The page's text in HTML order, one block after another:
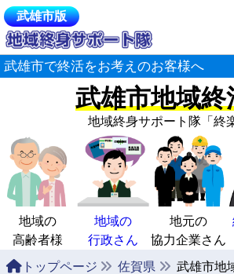
武雄市版
武雄市で終活をお考えのお客様へ
武雄市地域終
地域終身サポート隊 「終
地域の
高齢者様
地域の
行政さん
地元の
協力企業さん
トップページ 佐賀県 武雄市地